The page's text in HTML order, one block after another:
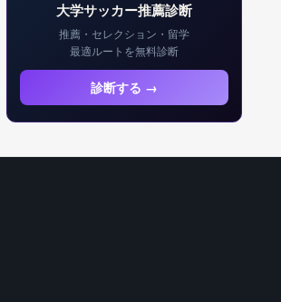
大学サッカー推薦診断
推薦・セレクション・留学
最適ルートを無料診断
診断する →